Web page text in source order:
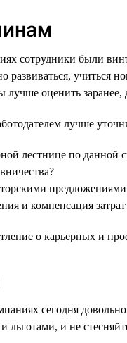
сотрудники были
развиваться,
оценить заранее,
лучше
лестнице по данной
и компенсация
о карьерных и
сегодня
льготами, и не